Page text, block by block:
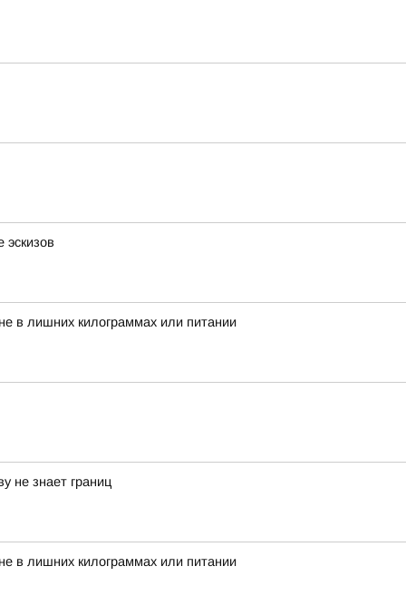
в лишних килограммах или питании
не знает границ
в лишних килограммах или питании